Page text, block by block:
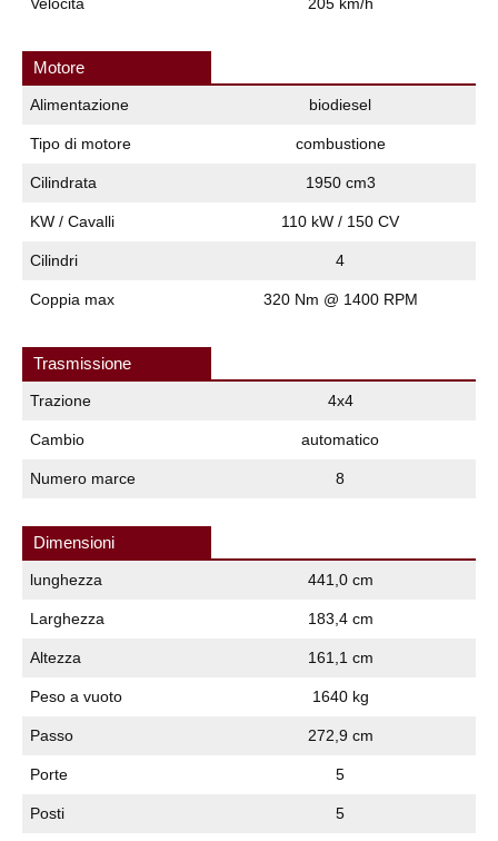
Motore
Alimentazione biodiesel
Tipo di motore combustione
Cilindrata 1950 cm3
KW / Cavalli 110 kW / 150 CV
Cilindri 4
Coppia max 320 Nm @ 1400 RPM
Trasmissione
Trazione 4x4
Cambio automatico
Numero marce 8
Dimensioni
lunghezza 441,0 cm
Larghezza 183,4 cm
Altezza 161,1 cm
Peso a vuoto 1640 kg
Passo 272,9 cm
Porte 5
Posti 5